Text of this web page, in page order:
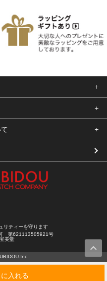
入れる
リティーを守ります
第621113505921号
美堂